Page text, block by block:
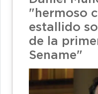
"hermoso
estallido
de la
Sename"